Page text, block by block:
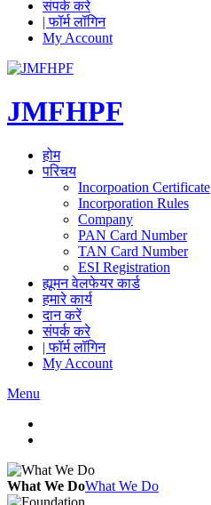
संपर्क करे
| फॉर्म लॉगिन
My Account
JMFHPF
होम
परिचय
Incorpoation Certificate
Incorporation Rules
Company
PAN Card Number
TAN Card Number
ESI Registration
ह्यूमन वेलफेयर कार्ड
हमारे कार्य
दान करें
संपर्क करे
| फॉर्म लॉगिन
My Account
Menu
What We DoWhat We Do